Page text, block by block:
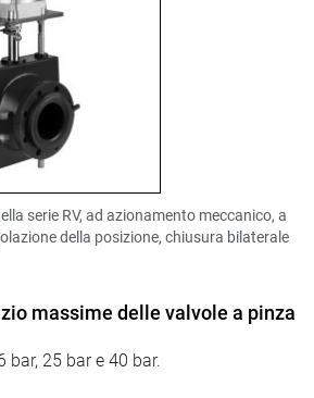
serie RV, ad azionamento meccanico, a
della posizione, chiusura bilaterale
massime delle valvole a pinza
bar, 25 bar e 40 bar.